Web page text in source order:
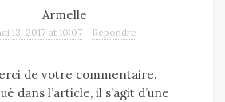
Armelle
13, 2017 at 10:07 Répondre
de votre commentaire.
dans l’article, il s’agit d’une